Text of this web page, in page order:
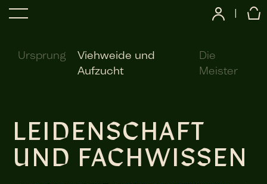
Ursprung
Viehweide und
Aufzucht
Die
Meister
LEIDENSCHAFT
UND FACHWISSEN